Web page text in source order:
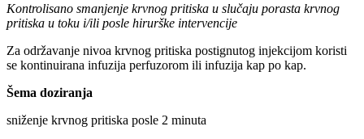
Kontrolisano smanjenje krvnog pritiska u slučaju porasta krvnog
pritiska u toku i/ili posle hirurške intervencije
Za održavanje nivoa krvnog pritiska postignutog injekcijom koristi
se kontinuirana infuzija perfuzorom ili infuzija kap po kap.
Šema doziranja
sniženje krvnog pritiska posle 2 minuta